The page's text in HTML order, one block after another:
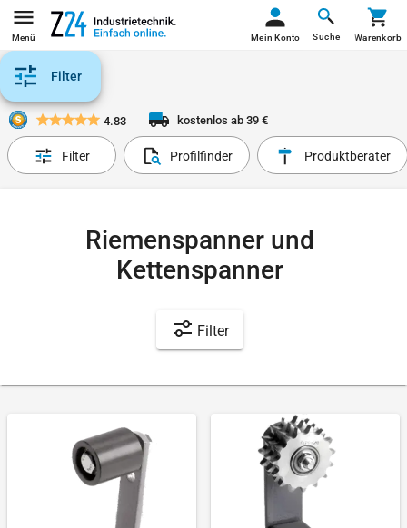
Menü Suche
Mein Konto Warenkorb
Filter
4.83 kostenlos ab 39 €
Filter Profilfinder Produktberater
Riemenspanner und
Kettenspanner
Filter